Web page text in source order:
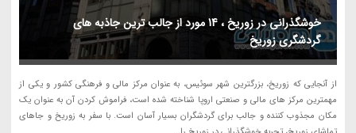
خوشگذرانی در زوریخ ، 14 مورد از جالب ترین جاذبه های
گردشگری زوریخ
از آنجایی که زوریخ، بزرگترین شهر سوئیس، به عنوان مرکز مالی و فرهنگی کشور و یکی از
مهمترین مرکز های مالی و صنعتی اروپا شناخته شده است، فراموش کردن آن به عنوان یک
مکان مجذوب کننده و جالب برای گردشگران بسیار آسان است. با سفر به زوریخ و جاهای